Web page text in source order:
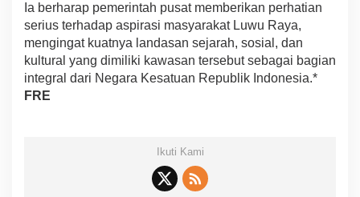
Ia berharap pemerintah pusat memberikan perhatian
serius terhadap aspirasi masyarakat Luwu Raya,
mengingat kuatnya landasan sejarah, sosial, dan
kultural yang dimiliki kawasan tersebut sebagai bagian
integral dari Negara Kesatuan Republik Indonesia.*
FRE
Ikuti Kami